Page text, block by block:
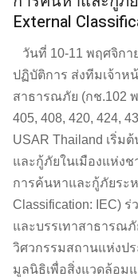
External
วันที่ 10-11 พฤศจิกา
ปฏิบัติการ ส่งทีมเจ้าห
สาธารณภัย (กช.102
405, 408, 420, 424,
USAR Thailand เริ่ม
และกู้ภัยในเมืองแห่ง
การค้นหาและกู้ภัยระห
Classification: IEC)
และบรรเทาสาธารณ
วิศวกรรมสถานแห่งป
มูลนิธิเพื่อสิ่งแวดล้อม